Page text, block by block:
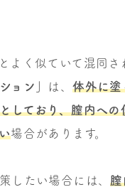
よく似ていて混同さ
ョン」 は、体外に塗
しており、膣内への
場合があります。
したい場合には、膣